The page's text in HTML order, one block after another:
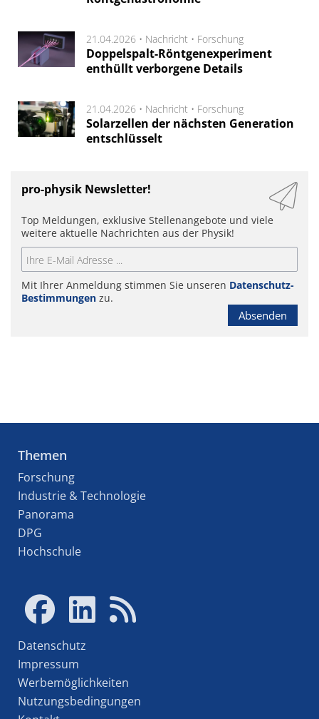
21.04.2026 • Nachricht • Forschung
Doppelspalt-Röntgenexperiment
enthüllt verborgene Details
21.04.2026 • Nachricht • Forschung
Solarzellen der nächsten Generation
entschlüsselt
pro-physik Newsletter!
Top Meldungen, exklusive Stellenangebote und viele
weitere aktuelle Nachrichten aus der Physik!
Mit Ihrer Anmeldung stimmen Sie unseren Datenschutz-
Bestimmungen zu.
Absenden
Themen
Forschung
Industrie & Technologie
Panorama
DPG
Hochschule
Datenschutz
Impressum
Werbemöglichkeiten
Nutzungsbedingungen